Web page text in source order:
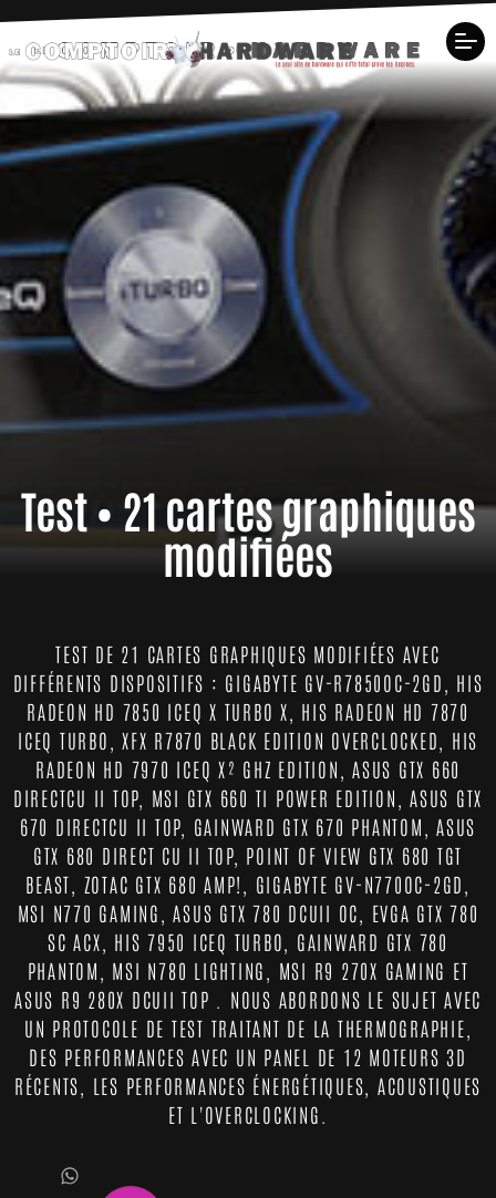
Test • 21 cartes graphiques
modifiées
TEST DE 21 CARTES GRAPHIQUES MODIFIÉES AVEC
DIFFÉRENTS DISPOSITIFS : GIGABYTE GV-R7850OC-2GD, HIS
RADEON HD 7850 ICEQ X TURBO X, HIS RADEON HD 7870
ICEQ TURBO, XFX R7870 BLACK EDITION OVERCLOCKED, HIS
RADEON HD 7970 ICEQ X² GHZ EDITION, ASUS GTX 660
DIRECTCU II TOP, MSI GTX 660 TI POWER EDITION, ASUS GTX
670 DIRECTCU II TOP, GAINWARD GTX 670 PHANTOM, ASUS
GTX 680 DIRECT CU II TOP, POINT OF VIEW GTX 680 TGT
BEAST, ZOTAC GTX 680 AMP!, GIGABYTE GV-N770OC-2GD,
MSI N770 GAMING, ASUS GTX 780 DCUII OC, EVGA GTX 780
SC ACX, HIS 7950 ICEQ TURBO, GAINWARD GTX 780
PHANTOM, MSI N780 LIGHTING, MSI R9 270X GAMING ET
ASUS R9 280X DCUII TOP . NOUS ABORDONS LE SUJET AVEC
UN PROTOCOLE DE TEST TRAITANT DE LA THERMOGRAPHIE,
DES PERFORMANCES AVEC UN PANEL DE 12 MOTEURS 3D
RÉCENTS, LES PERFORMANCES ÉNERGÉTIQUES, ACOUSTIQUES
ET L'OVERCLOCKING.